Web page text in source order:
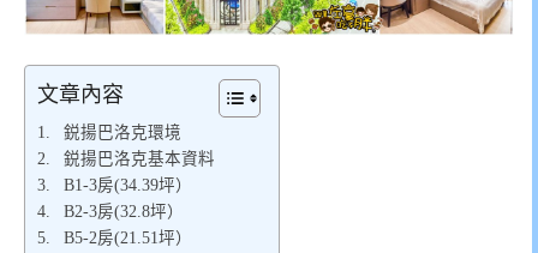
文章內容
鋭揚巴洛克環境
鋭揚巴洛克基本資料
B1-3房(34.39坪）
B2-3房(32.8坪）
B5-2房(21.51坪）